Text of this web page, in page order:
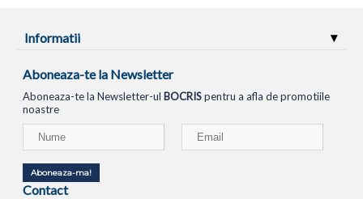
Informatii
Aboneaza-te la Newsletter
Aboneaza-te la Newsletter-ul BOCRISpentru a afla de promotiile
noastre
Aboneaza-ma!
Contact